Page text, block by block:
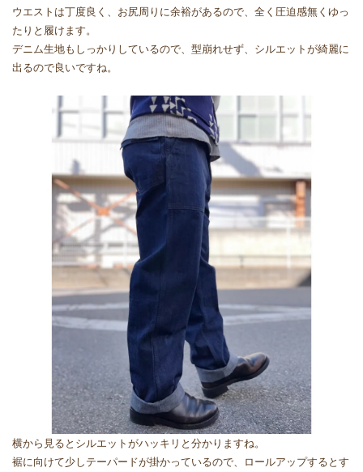
ウエストは丁度良く、お尻周りに余裕があるので、全く圧迫感無くゆっ
たりと履けます。
デニム生地もしっかりしているので、型崩れせず、シルエットが綺麗に
出るので良いですね。
横から見るとシルエットがハッキリと分かりますね。
裾に向けて少しテーパードが掛かっているので、ロールアップするとす